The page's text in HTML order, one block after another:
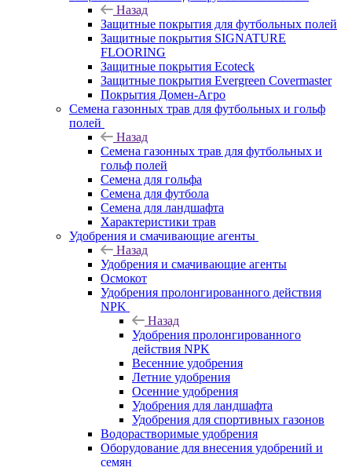
Назад
Защитные покрытия для футбольных полей
Защитные покрытия SIGNATURE
FLOORING
Защитные покрытия Ecoteck
Защитные покрытия Evergreen Covermaster
Покрытия Домен-Агро
Семена газонных трав для футбольных и гольф
полей
Назад
Семена газонных трав для футбольных и
гольф полей
Семена для гольфа
Семена для футбола
Семена для ландшафта
Характеристики трав
Удобрения и смачивающие агенты
Назад
Удобрения и смачивающие агенты
Осмокот
Удобрения пролонгированного действия
NPK
Назад
Удобрения пролонгированного
действия NPK
Весенние удобрения
Летние удобрения
Осенние удобрения
Удобрения для ландшафта
Удобрения для спортивных газонов
Водорастворимые удобрения
Оборудование для внесения удобрений и
семян